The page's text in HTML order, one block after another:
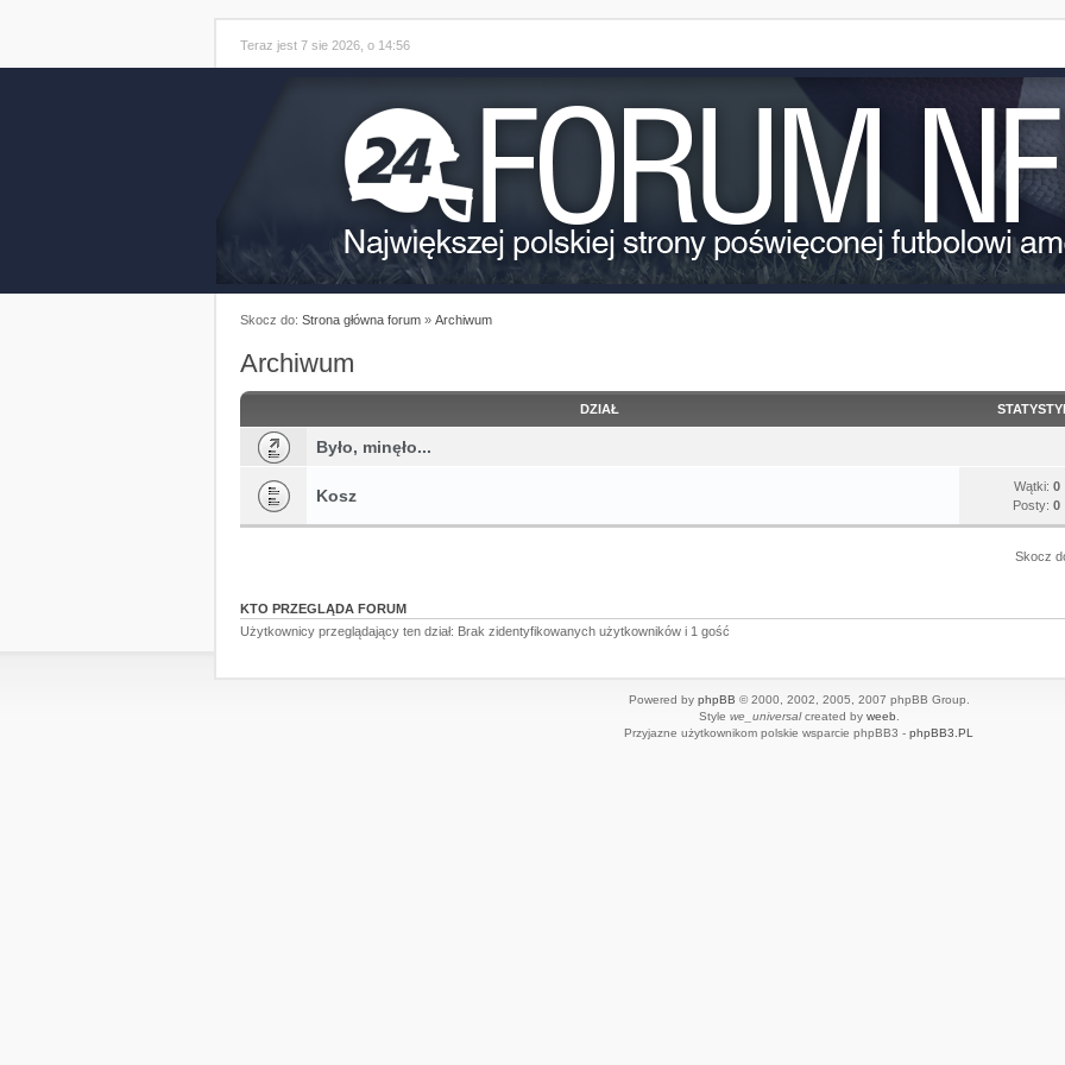
Teraz jest 7 sie 2026, o 14:56
Skocz do: Strona główna forum » Archiwum
Archiwum
DZIAŁ
Było, minęło...
Kosz Wątki: 0
Posty: 0
Skocz
KTO PRZEGLĄDA FORUM
Użytkownicy przeglądający ten dział: Brak zidentyfikowanych użytkowników i 1 gość
Powered by phpBB © 2000, 2002, 2005, 2007 phpBB Group.
Style we_universalcreated by weeb
Przyjazne użytkownikom polskie wsparcie phpBB3 - phpBB3.PL